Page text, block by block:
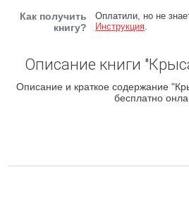
Как получить
книгу?
Оплатили, но не
Инструкция.
Описание книги
Описание и краткое содержание
бесплатно